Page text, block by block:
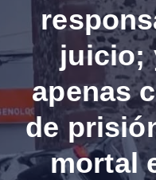
entre
juicio;
apenas
de
mortal
por la
PAN va